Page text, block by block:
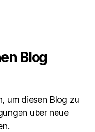
Blog
um diesen Blog zu
über neue